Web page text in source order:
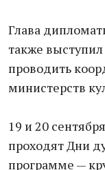
Глава
также
проводить
министерств
19 и 20
проходят Дни
программе —